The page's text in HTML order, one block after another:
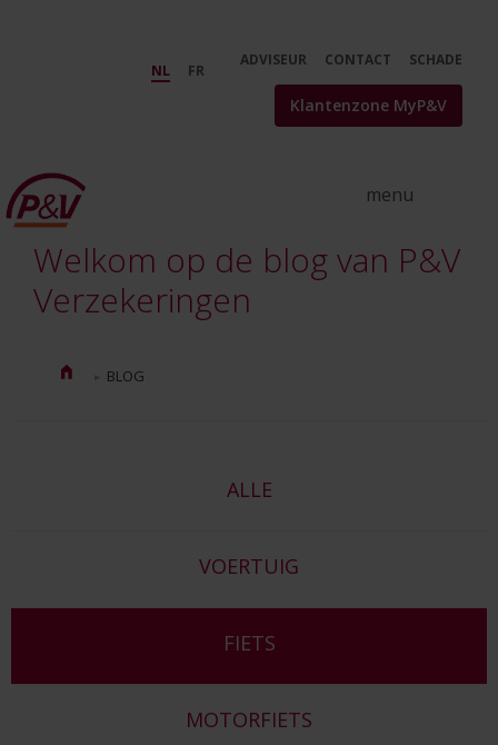
NL FR
ADVISEUR CONTACT SCHADE
Klantenzone MyP&V
Welkom op de blog van P&V
Verzekeringen
BLOG
ALLE
VOERTUIG
FIETS
MOTORFIETS